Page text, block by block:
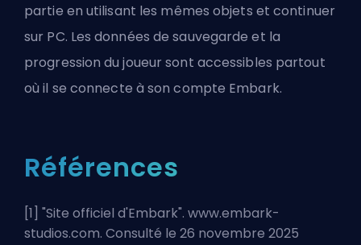
partie en utilisant les mêmes objets et continuer
sur PC. Les données de sauvegarde et la
progression du joueur sont accessibles partout
où il se connecte à son compte Embark.
Références
[1] "Site officiel d'Embark". www.embark-
studios.com. Consulté le 26 novembre 2025